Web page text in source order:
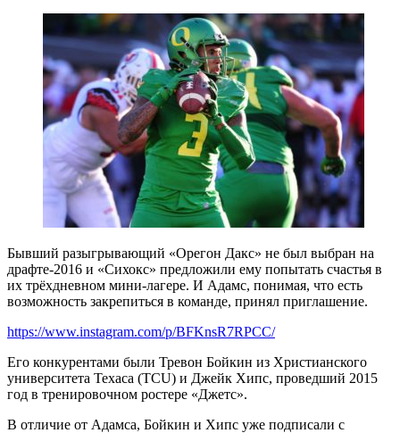
Бывший разыгрывающий «Орегон Дакс» не был выбран на
драфте-2016 и «Сихокс» предложили ему попытать счастья в
их трёхдневном мини-лагере. И Адамс, понимая, что есть
возможность закрепиться в команде, принял приглашение.
https://www.instagram.com/p/BFKnsR7RPCC/
Его конкурентами были Тревон Бойкин из Христианского
университета Техаса (TCU) и Джейк Хипс, проведший 2015
год в тренировочном ростере «Джетс».
В отличие от Адамса, Бойкин и Хипс уже подписали с